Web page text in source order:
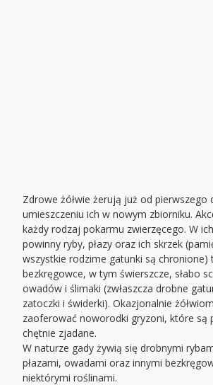
Zdrowe żółwie żerują już od pierwszego
umieszczeniu ich w nowym zbiorniku.
każdy rodzaj pokarmu zwierzęcego. W
powinny ryby, płazy oraz ich skrzek
wszystkie rodzime gatunki są chronione)
bezkręgowce, w tym świerszcze, słabo
owadów i ślimaki (zwłaszcza drobne
zatoczki i świderki). Okazjonalnie
zaoferować noworodki gryzoni, które są
chętnie zjadane.
W naturze gady żywią się drobnymi
płazami, owadami oraz innymi
niektórymi roślinami.